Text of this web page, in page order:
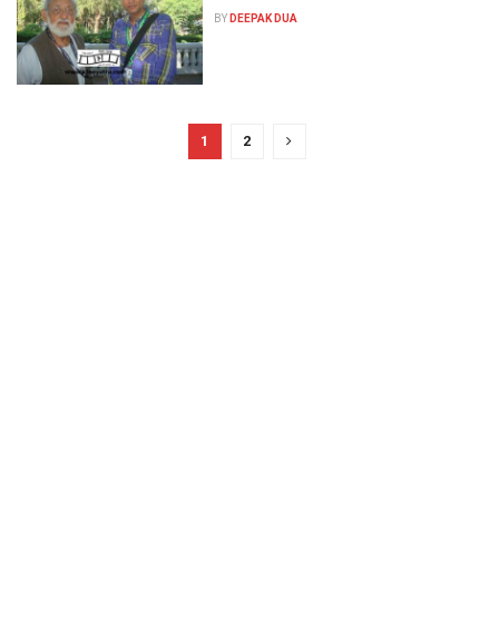
BY DEEPAK DUA
1 2